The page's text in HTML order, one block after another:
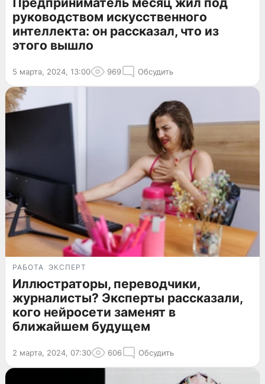
руководством искусственного
интеллекта: он рассказал, что из
этого вышло
5 марта, 2024, 13:00 969 Обсудить
РАБОТА ЭКСПЕРТ
Иллюстраторы, переводчики,
журналисты? Эксперты рассказали,
кого нейросети заменят в
ближайшем будущем
2 марта, 2024, 07:30 606 Обсудить